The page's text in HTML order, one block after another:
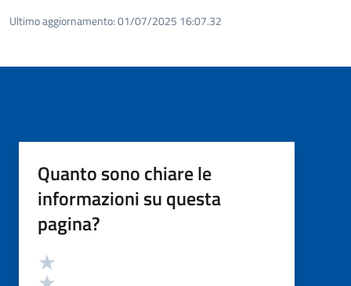
Ultimo aggiornamento:01/07/2025 16:07.32
Quanto sono chiare le
informazioni su questa
pagina?
Valutazione